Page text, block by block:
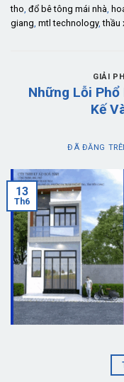
tho, đổ bê tông mái nhà,
giang, mtl technology,thầu
GIẢI
Những Lỗi
Kế
ĐÃ ĐĂNG
13
Th6